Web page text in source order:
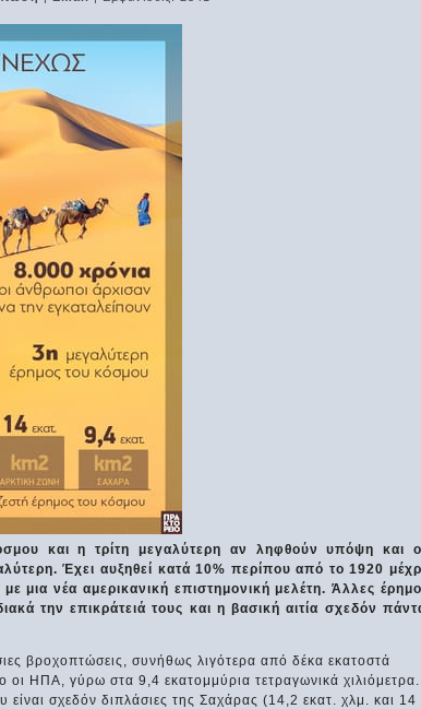
και η τρίτη μεγαλύτερη αν ληφθούν υπόψη και
Έχει αυξηθεί κατά 10% περίπου από το 1920
μια νέα αμερικανική επιστημονική μελέτη. Άλλες
την επικράτειά τους και η βασική αιτία σχεδόν
βροχοπτώσεις, συνήθως λιγότερα από δέκα εκατοστά
ΗΠΑ, γύρω στα 9,4 εκατομμύρια τετραγωνικά χιλιόμετρα.
σχεδόν διπλάσιες της Σαχάρας (14,2 εκατ. χλμ. και 14